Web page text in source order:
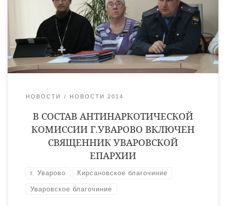
лиц, больных наркоманией. Поэтому альтернативным
решением стало включение в состав антинаркотической
комиссии г.Уварово священника Антония Лукошина,
руководителя молодежного отдела Уваровской епархии.
Заседание в обновленном составе состоялось 14 марта в
конференц-зале администрации города. На заседании, […]
НОВОСТИ НОВОСТИ 2014
В СОСТАВ АНТИНАРКОТИЧЕСКОЙ
КОМИССИИ Г.УВАРОВО ВКЛЮЧЕН
СВЯЩЕННИК УВАРОВСКОЙ
ЕПАРХИИ
г. Уварово Кирсановское благочиние
Уваровское благочиние